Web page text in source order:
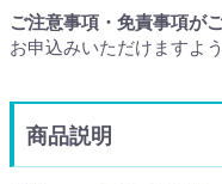
ご注意事項・免責事項が
お申込みいただけますよ
商品説明